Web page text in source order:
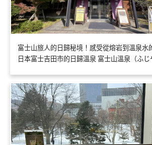
富士山旅人的日歸秘境！感受從熔岩到溫泉水
日本富士吉田市的日歸溫泉 富士山溫泉（ふじ